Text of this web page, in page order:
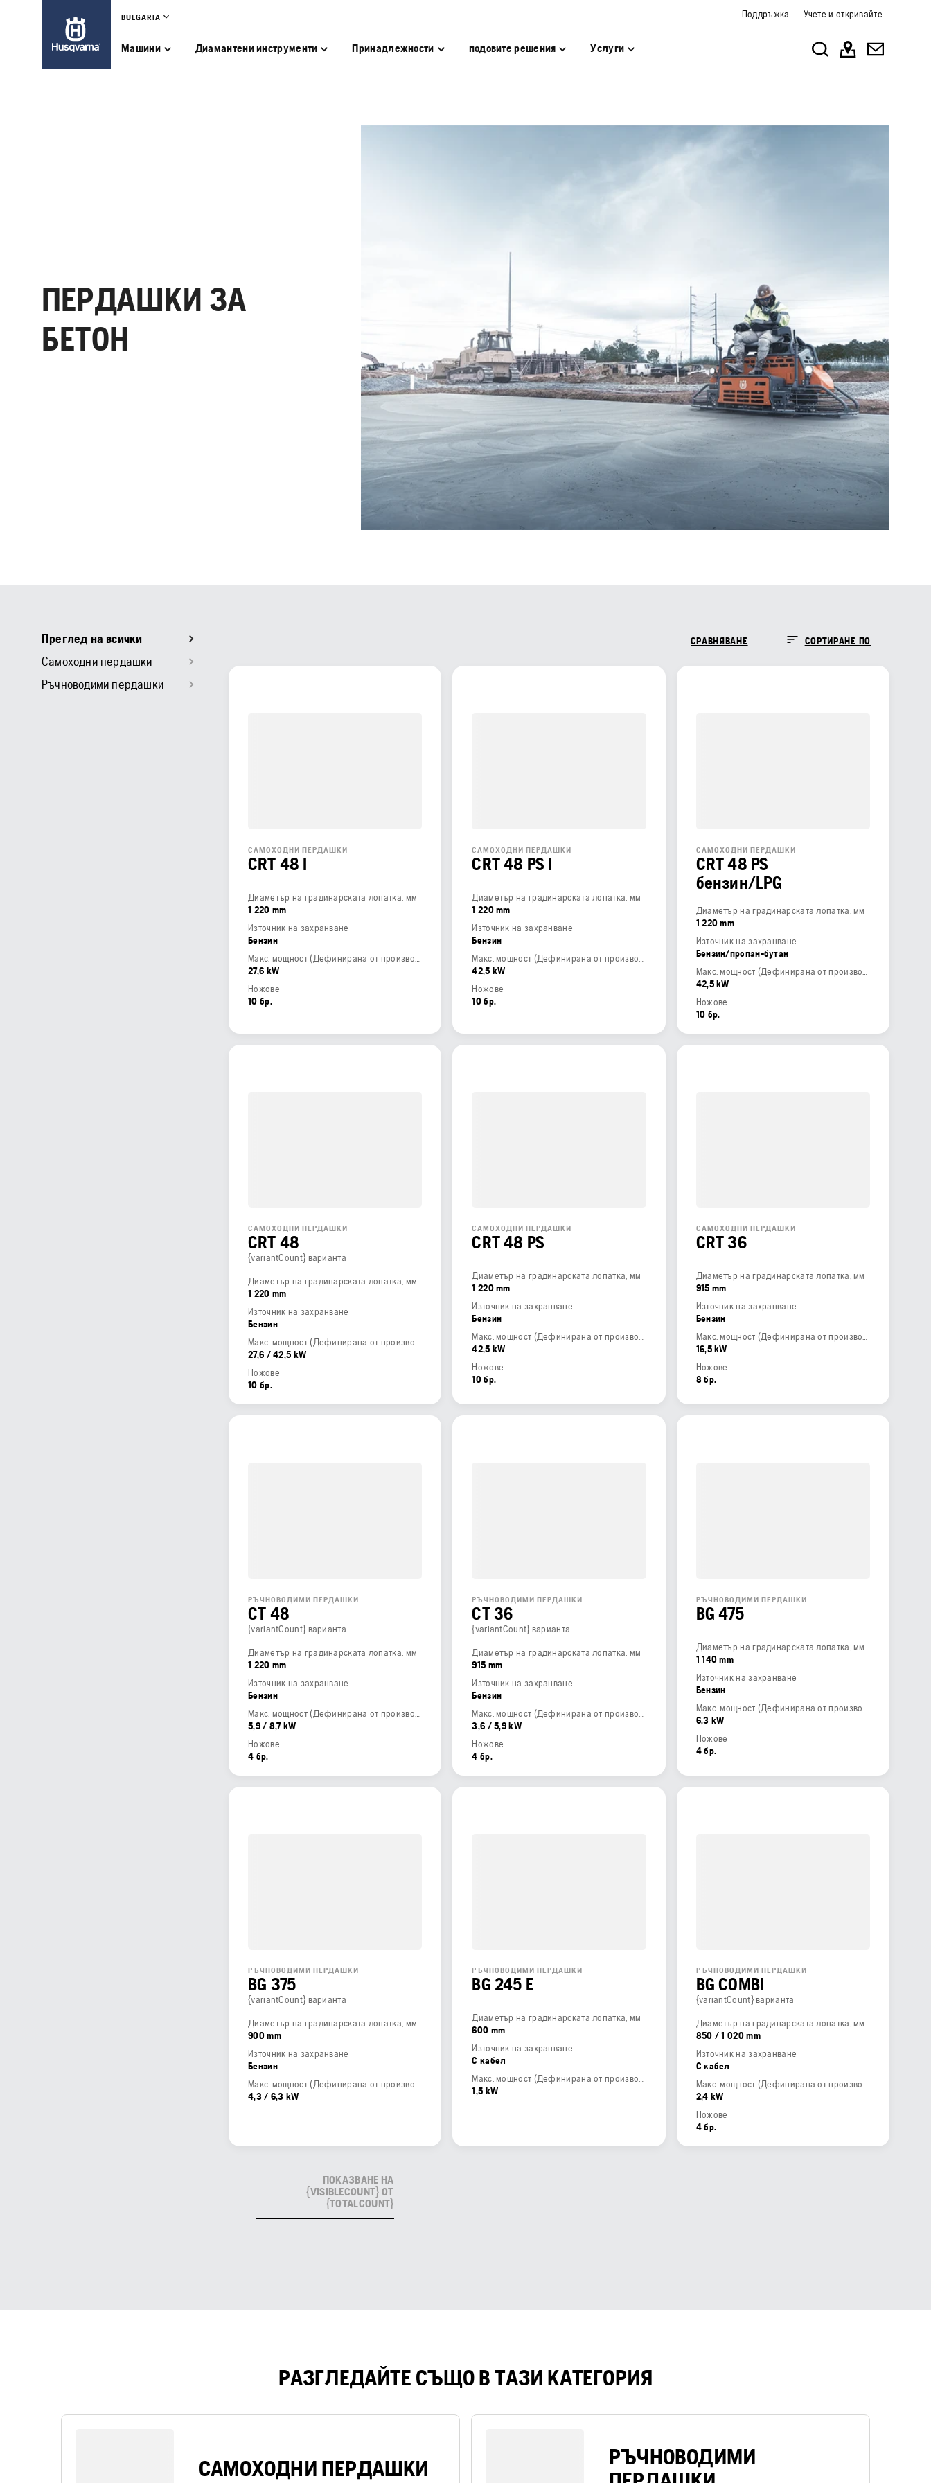
BULGARIA Поддръжка Учете и откривайте
Машини Диамантени инструменти Принадлежности подовите решения Услуги
ПЕРДАШКИ ЗА
БЕТОН
Преглед на всички
Самоходни пердашки
Ръчноводими пердашки
СРАВНЯВАНЕ СОРТИРАНЕ ПО
САМОХОДНИ ПЕРДАШКИ
CRT 48 I
Диаметър на градинарската лопатка, мм
1 220 mm
Източник на захранване
Бензин
27,6 kW
Ножове
10 бр.
САМОХОДНИ ПЕРДАШКИ
CRT 48 PS I
Диаметър на градинарската лопатка, мм
1 220 mm
Източник на захранване
Бензин
42,5 kW
Ножове
10 бр.
САМОХОДНИ ПЕРДАШКИ
CRT 48 PS
бензин/LPG
Диаметър на градинарската лопатка, мм
1 220 mm
Източник на захранване
Бензин/пропан-бутан
42,5 kW
Ножове
10 бр.
САМОХОДНИ ПЕРДАШКИ
CRT 48
{variantCount} варианта
Диаметър на градинарската лопатка, мм
1 220 mm
Източник на захранване
Бензин
27,6 / 42,5 kW
Ножове
10 бр.
САМОХОДНИ ПЕРДАШКИ
CRT 48 PS
Диаметър на градинарската лопатка, мм
1 220 mm
Източник на захранване
Бензин
42,5 kW
Ножове
10 бр.
САМОХОДНИ ПЕРДАШКИ
CRT 36
Диаметър на градинарската лопатка, мм
915 mm
Източник на захранване
Бензин
16,5 kW
Ножове
8 бр.
РЪЧНОВОДИМИ ПЕРДАШКИ
CT 48
{variantCount} варианта
Диаметър на градинарската лопатка, мм
1 220 mm
Източник на захранване
Бензин
5,9 / 8,7 kW
Ножове
4 бр.
РЪЧНОВОДИМИ ПЕРДАШКИ
CT 36
{variantCount} варианта
Диаметър на градинарската лопатка, мм
915 mm
Източник на захранване
Бензин
3,6 / 5,9 kW
Ножове
4 бр.
РЪЧНОВОДИМИ ПЕРДАШКИ
BG 475
Диаметър на градинарската лопатка, мм
1 140 mm
Източник на захранване
Бензин
6,3 kW
Ножове
4 бр.
РЪЧНОВОДИМИ ПЕРДАШКИ
BG 375
{variantCount} варианта
Диаметър на градинарската лопатка, мм
900 mm
Източник на захранване
Бензин
4,3 / 6,3 kW
РЪЧНОВОДИМИ ПЕРДАШКИ
BG 245 E
Диаметър на градинарската лопатка, мм
600 mm
Източник на захранване
С кабел
1,5 kW
РЪЧНОВОДИМИ ПЕРДАШКИ
BG COMBI
{variantCount} варианта
Диаметър на градинарската лопатка, мм
850 / 1 020 mm
Източник на захранване
С кабел
2,4 kW
Ножове
4 бр.
ПОКАЗВАНЕ НА
{VISIBLECOUNT} ОТ
{TOTALCOUNT}
РАЗГЛЕДАЙТЕ СЪЩО В ТАЗИ КАТЕГОРИЯ
САМОХОДНИ ПЕРДАШКИ
РЪЧНОВОДИМИ